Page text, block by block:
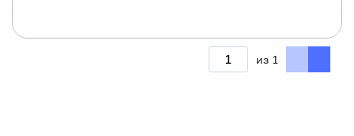
из 1